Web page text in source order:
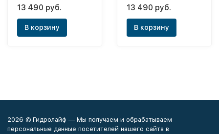
13 490 руб.
В корзину
13 490 руб.
В корзину
2026 © Гидролайф — Мы получаем и обрабатываем
персональные данные посетителей нашего сайта в